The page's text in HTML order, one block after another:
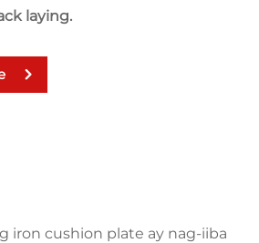
laying.
iron cushion plate ay nag-iiba